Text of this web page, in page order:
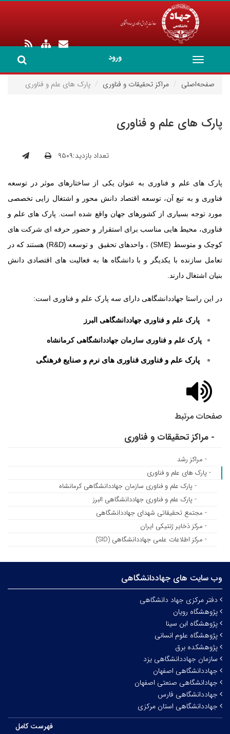
ورود
Toggle
navigation
صفحه‌اصلی
مراکز تحقیقات و فناوری پارک های علم و فناوری
پارک های علم و فناوری
تعداد بازدید:۹۵۰۹
پارک های علم و فناوری به عنوان یکی از ساختارهای موثر در توسعه
فناوری و به تبع آن، توسعه اقتصاد دانش محور و اشتغال زایی تخصصی
مورد توجه بسیاری از کشورهای جهان واقع شده است. پارک های علم و
فناوری، محیط هایی مناسب برای استقرار و حضور حرفه ای شرکت های
کوچک و متوسط (SME) ، واحدهای تحقیق و توسعه (R&D) هستند که در
تعامل سازنده با یکدیگر و با دانشگاه ها به فعالیت های اقتصادی دانش
بنیان اشتغال دارند
در این راستا جهاددانشگاهی دارای سه پارک علم و فناوری است:
پارک علم و فناوری جهاددانشگاهی البرز
پارک علم و فناوری سازمان جهاددانشگاهی کرمانشاه
صفحات مرتبط
- مراکز تحقیقات و فناوری
- مراکز رشد
- پارک های علم و فناوری
- پارک علم و فناوری سازمان جهاددانشگاهی کرمانشاه
- پارک علم و فناوری جهاددانشگاهی البرز
- مجتمع تحقیقاتی شهدای جهاددانشگاهی
- مرکز ذخایر ژنتیکی ایران
- مرکز اطلاعات علمی جهاددانشگاهی (SID)
وب سایت های جهاددانشگاهی
دفتر مرکزی جهاد دانشگاهی
پژوهشگاه رویان
پژوهشگاه ابن سینا
پژوهشگاه علوم انسانی
پژوهشکده برق
سازمان جهاددانشگاهی یزد
جهاددانشگاهی اصفهان
جهادانشگاهی صنعتی اصفهان
جهاددانشگاهی فارس
جهاددانشگاهی استان مرکزی
فهرست کامل